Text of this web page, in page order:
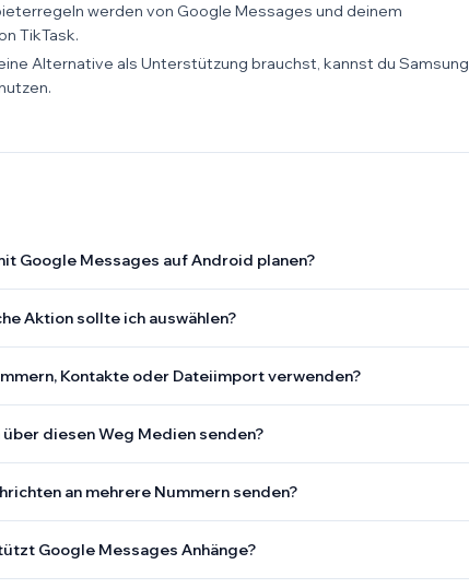
werden von Google Messages und deinem
TikTask.
Alternative als Unterstützung brauchst, kannst du Samsung
Google Messages auf Android planen?
Aktion sollte ich auswählen?
Kontakte oder Dateiimport verwenden?
über diesen Weg Medien senden?
an mehrere Nummern senden?
Google Messages Anhänge?